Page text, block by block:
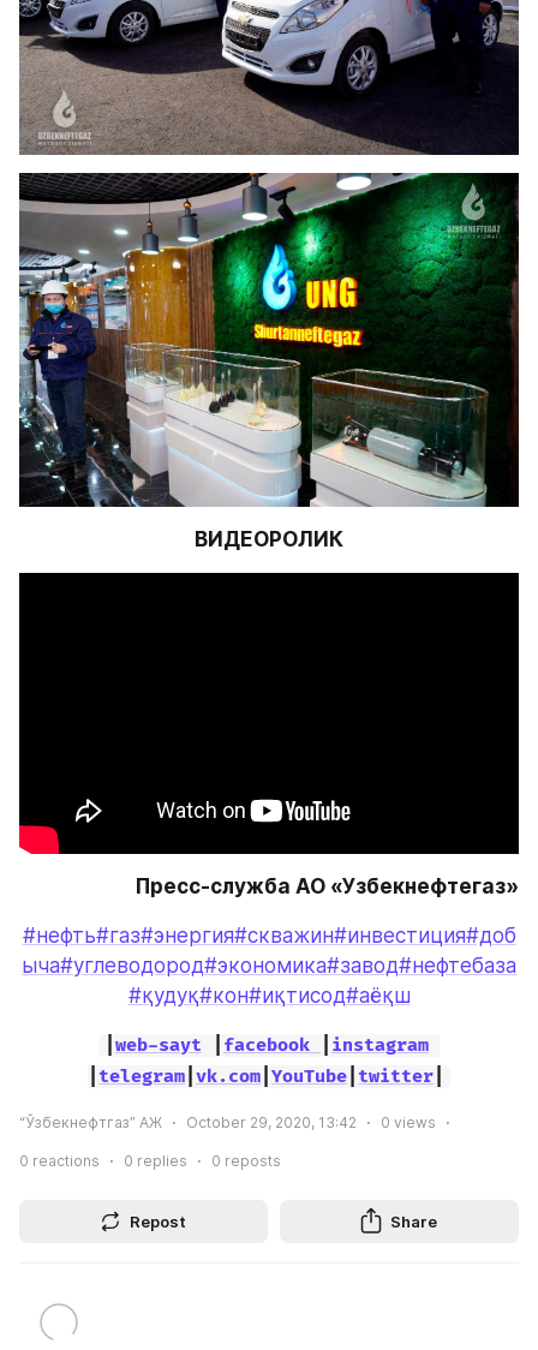
ВИДЕОРОЛИК
Пресс-служба АО «Узбекнефтегаз»
#нефть#газ#энергия#скважин#инвестиция#доб
ыча#углеводород#экономика#завод#нефтебаза
#қудуқ#кон#иқтисод#аёқш
web-sayt facebook
instagram
telegram |vk.com |YouTube twitter
“Ўзбекнефтгаз” АЖ October 29, 2020, 13:42 0 views
0 reactions 0 replies 0 reposts
Repost Share